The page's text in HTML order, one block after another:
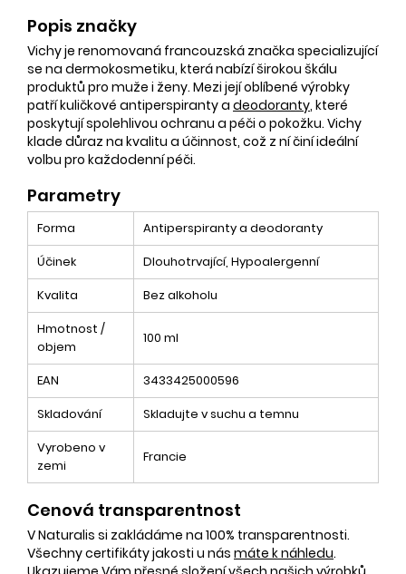
Popis značky
Vichy je renomovaná francouzská značka specializující
se na dermokosmetiku, která nabízí širokou škálu
produktů pro muže i ženy. Mezi její oblíbené výrobky
patří kuličkové antiperspiranty a deodoranty, které
poskytují spolehlivou ochranu a péči o pokožku. Vichy
klade důraz na kvalitu a účinnost, což z ní činí ideální
volbu pro každodenní péči.
Parametry
Forma
Antiperspiranty a deodoranty
Účinek
Dlouhotrvající, Hypoalergenní
Kvalita
Bez alkoholu
Hmotnost /
objem
100 ml
EAN
3433425000596
Skladování
Skladujte v suchu a temnu
Vyrobeno v
zemi
Francie
Cenová transparentnost
V Naturalis si zakládáme na 100% transparentnosti.
Všechny certifikáty jakosti u nás máte k náhledu.